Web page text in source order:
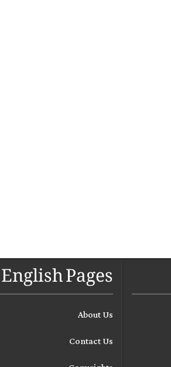
English Pages
About Us
Contact Us